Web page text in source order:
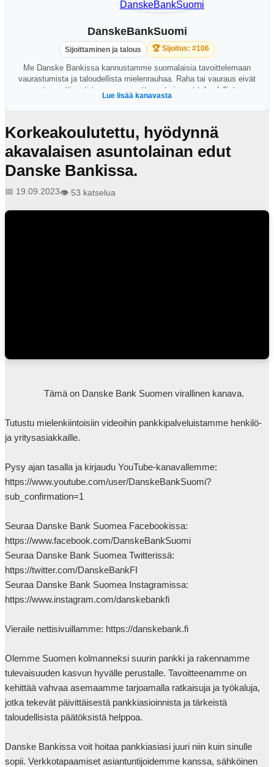
DanskeBankSuomi
Sijoittaminen ja talous 🏆 Sijoitus: #106
Me Danske Bankissa kannustamme suomalaisia tavoittelemaan
vaurastumista ja taloudellista mielenrauhaa. Raha tai vauraus eivät
automaattisesti tuo onnea, mutta ne tarjoavat taloudellista
itsenäisyyttä varsinkin epävarmoina aikoina. Tarjoamme
käsiinsä ja rakentaa taloudellista mielenrauhaa. Oivalla
mahdollisuutesi
Lue lisää kanavasta
Korkeakoulutettu, hyödynnä
akavalaisen asuntolainan edut
Danske Bankissa.
📅 19.09.2023👁️ 53 katselua
Tutustu mielenkiintoisiin videoihin pankkipalveluistamme henkilö-
ja yritysasiakkaille.
Pysy ajan tasalla ja kirjaudu YouTube-kanavallemme:
https://www.youtube.com/user/DanskeBankSuomi?
sub_confirmation=1
Seuraa Danske Bank Suomea Facebookissa:
https://www.facebook.com/DanskeBankSuomi
Seuraa Danske Bank Suomea Twitterissä:
https://twitter.com/DanskeBankFI
Seuraa Danske Bank Suomea Instagramissa:
https://www.instagram.com/danskebankfi
Vieraile nettisivuillamme: https://danskebank.fi
Olemme Suomen kolmanneksi suurin pankki ja rakennamme
tulevaisuuden kasvun hyvälle perustalle. Tavoitteenamme on
kehittää vahvaa asemaamme tarjoamalla ratkaisuja ja työkaluja,
jotka tekevät päivittäisestä pankkiasioinnista ja tärkeistä
taloudellisista päätöksistä helppoa.
Danske Bankissa voit hoitaa pankkiasiasi juuri niin kuin sinulle
sopii. Verkkotapaamiset asiantuntijoidemme kanssa, sähköinen